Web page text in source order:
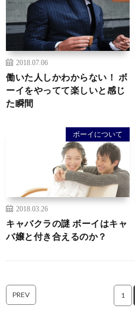
2018.07.06
働いた人しかわからない！ ボ
ーイをやってて楽しいと感じ
た瞬間
ボーイについて
2018.03.26
キャバクラの謎 ボーイはキャ
バ嬢と付き合えるのか？
PREV 1